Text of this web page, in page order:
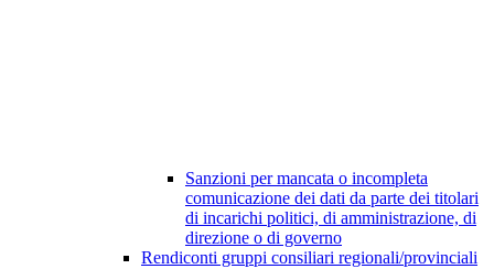
Sanzioni per mancata o incompleta
comunicazione dei dati da parte dei titolari
di incarichi politici, di amministrazione, di
direzione o di governo
Rendiconti gruppi consiliari regionali/provinciali